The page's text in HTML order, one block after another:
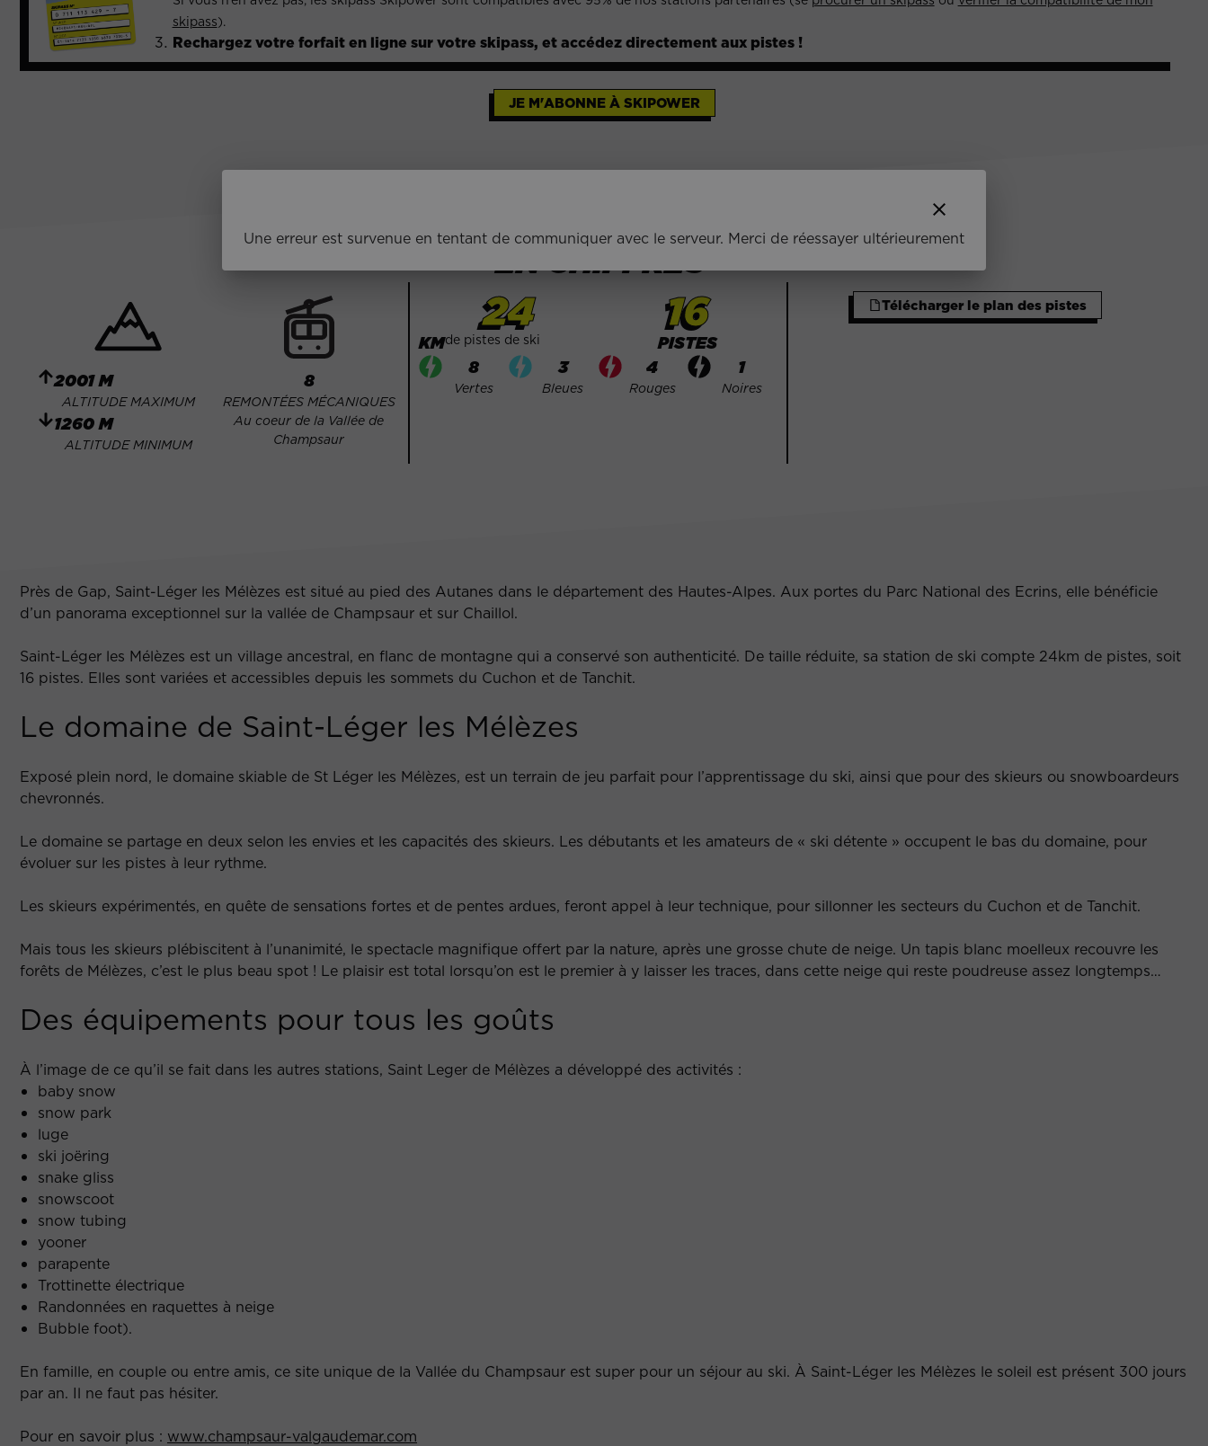
skipass).
Rechargez votre forfait en ligne sur votre skipass, et accédez directement aux pistes !
JE M'ABONNE À SKIPOWER
EN CHIFFRES
2001 M
ALTITUDE MAXIMUM
1260 M
ALTITUDE MINIMUM
8
REMONTÉES MÉCANIQUES
Au coeur de la Vallée de
Champsaur
24
KMde pistes de ski
16
PISTES
8
Vertes
3
Bleues
4
Rouges
1
Noires
Télécharger le plan des pistes
Près de Gap, Saint-Léger les Mélèzes est situé au pied des Autanes dans le département des Hautes-Alpes. Aux portes du Parc National des Ecrins, elle bénéficie
d’un panorama exceptionnel sur la vallée de Champsaur et sur Chaillol.
Saint-Léger les Mélèzes est un village ancestral, en flanc de montagne qui a conservé son authenticité. De taille réduite, sa station de ski compte 24km de pistes, soit
16 pistes. Elles sont variées et accessibles depuis les sommets du Cuchon et de Tanchit.
Le domaine de Saint-Léger les Mélèzes
Exposé plein nord, le domaine skiable de St Léger les Mélèzes, est un terrain de jeu parfait pour l’apprentissage du ski, ainsi que pour des skieurs ou snowboardeurs
chevronnés.
Le domaine se partage en deux selon les envies et les capacités des skieurs. Les débutants et les amateurs de « ski détente » occupent le bas du domaine, pour
évoluer sur les pistes à leur rythme.
Les skieurs expérimentés, en quête de sensations fortes et de pentes ardues, feront appel à leur technique, pour sillonner les secteurs du Cuchon et de Tanchit.
Mais tous les skieurs plébiscitent à l’unanimité, le spectacle magnifique offert par la nature, après une grosse chute de neige. Un tapis blanc moelleux recouvre les
forêts de Mélèzes, c’est le plus beau spot ! Le plaisir est total lorsqu’on est le premier à y laisser les traces, dans cette neige qui reste poudreuse assez longtemps…
Des équipements pour tous les goûts
À l’image de ce qu’il se fait dans les autres stations, Saint Leger de Mélèzes a développé des activités :
baby snow
snow park
luge
ski joëring
snake gliss
snowscoot
snow tubing
yooner
parapente
Trottinette électrique
Randonnées en raquettes à neige
Bubble foot).
En famille, en couple ou entre amis, ce site unique de la Vallée du Champsaur est super pour un séjour au ski. À Saint-Léger les Mélèzes le soleil est présent 300 jours
par an. Il ne faut pas hésiter.
Pour en savoir plus : www.champsaur-valgaudemar.com
clear
Une erreur est survenue en tentant de communiquer avec le serveur. Merci de réessayer ultérieurement